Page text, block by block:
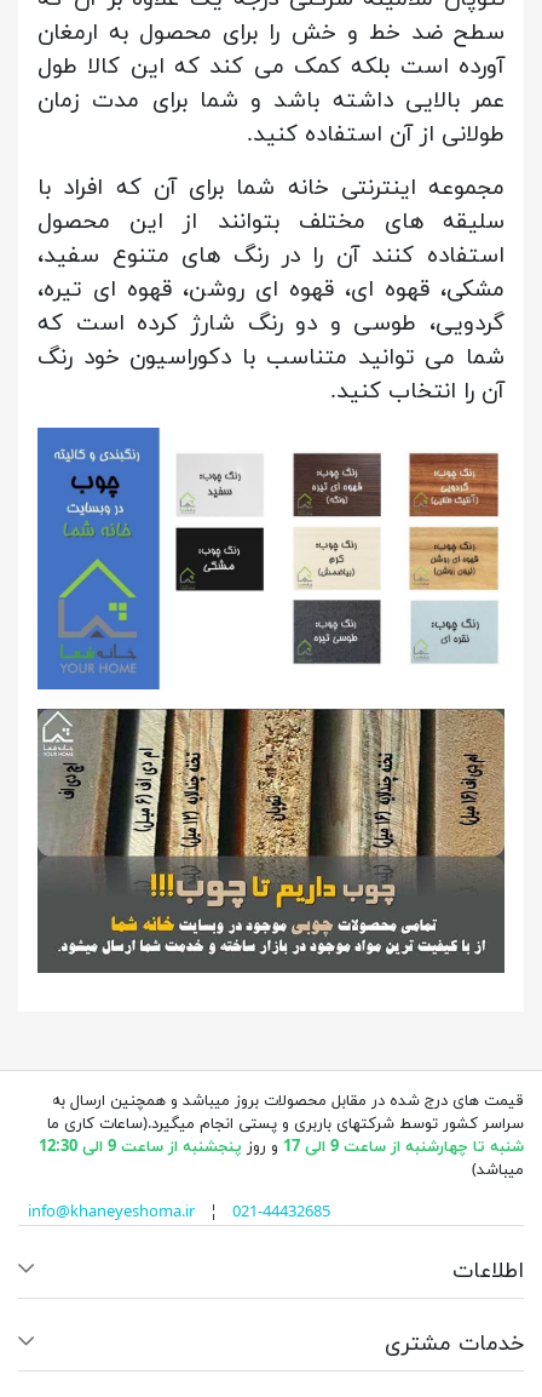
سطح ضد خط و خش را برای محصول به ارمغان
آورده است بلکه کمک می کند که این کالا طول
عمر بالایی داشته باشد و شما برای مدت زمان
طولانی از آن استفاده کنید.
مجموعه اینترنتی خانه شما برای آن که افراد با
سلیقه های مختلف بتوانند از این محصول
استفاده کنند آن را در رنگ های متنوع سفید،
مشکی، قهوه ای، قهوه ای روشن، قهوه ای تیره،
گردویی، طوسی و دو رنگ شارژ کرده است که
شما می توانید متناسب با دکوراسیون خود رنگ
آن را انتخاب کنید.
قیمت های درج شده در مقابل محصولات بروز میباشد و همچنین ارسال به
سراسر کشور توسط شرکتهای باربری و پستی انجام میگیرد.(ساعات کاری ما
شنبه تا چهارشنبه از ساعت 9 الی 17
و روز پنجشنبه از ساعت 9 الی 12:30
میباشد)
info@khaneyeshoma.ir¦ 021-44432685
اطلاعات
خدمات مشتری